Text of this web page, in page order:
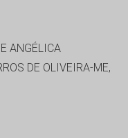
ANGÉLICA
DE OLIVEIRA-ME,